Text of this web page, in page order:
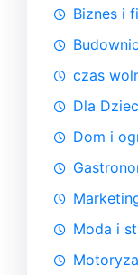
Biznes i
czas
Dla
Dom i
Moda i